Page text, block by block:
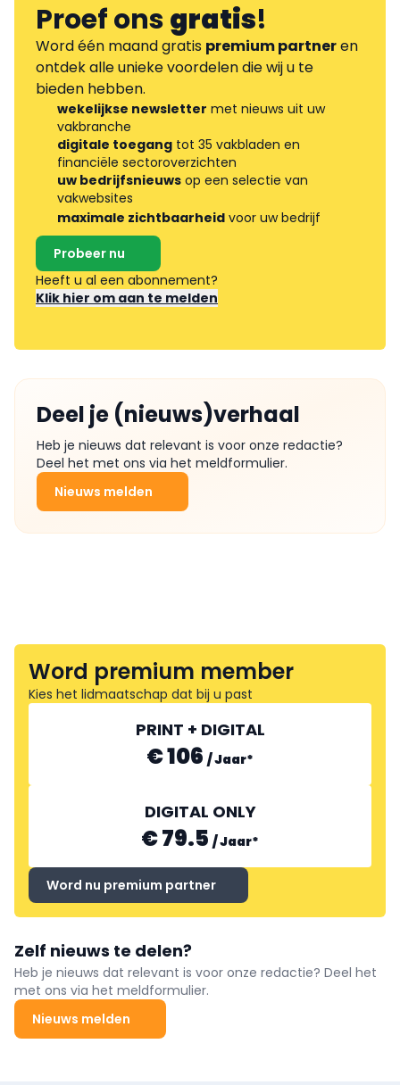
Proef onsgratis!
Word één maand gratis premium partneren
ontdek alle unieke voordelen die wij u te
bieden hebben.
wekelijkse newsletter met nieuws uit uw
vakbranche
digitale toegang tot 35 vakbladen en
financiële sectoroverzichten
uw bedrijfsnieuws op een selectie van
vakwebsites
maximale zichtbaarheid voor uw bedrijf
Probeer nu
Heeft u al een abonnement?
Klik hier om aan te melden
Deel je (nieuws)verhaal
Heb je nieuws dat relevant is voor onze redactie?
Deel het met ons via het meldformulier.
Nieuws melden
Word premium member
Kies het lidmaatschap dat bij u past
PRINT + DIGITAL
€ 106 /Jaar*
DIGITAL ONLY
€ 79.5 /Jaar*
Word nu premium partner
Zelf nieuws te delen?
Heb je nieuws dat relevant is voor onze redactie? Deel het
met ons via het meldformulier.
Nieuws melden